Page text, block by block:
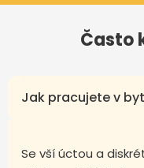
Často
Jak pracujete v
Se vší úctou a